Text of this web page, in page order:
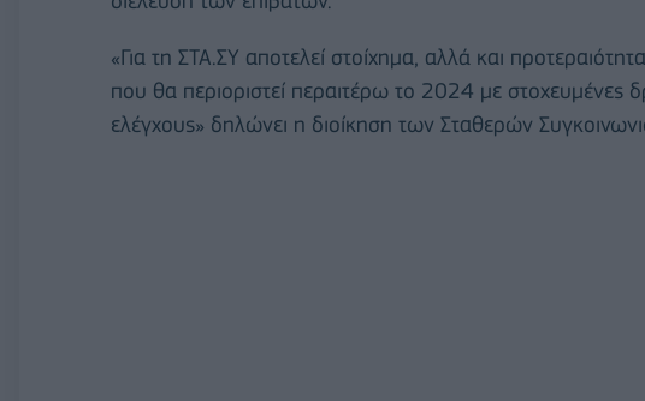
«Για τη ΣΤΑ.ΣΥ αποτελεί στοίχημα, αλλά και
που θα περιοριστεί περαιτέρω το 2024 με στοχευμένες
ελέγχους» δηλώνει η διοίκηση των Σταθερών